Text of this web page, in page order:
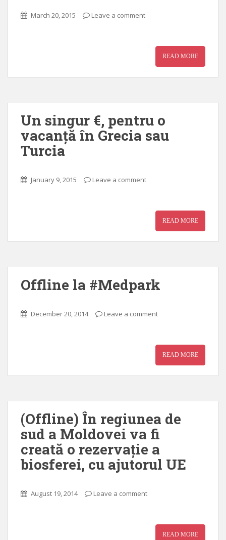
March 20, 2015 Leave a comment
READ MORE
Un singur €, pentru o
vacanță în Grecia sau
Turcia
January 9, 2015 Leave a comment
READ MORE
Offline la #Medpark
December 20, 2014 Leave a comment
READ MORE
(Offline) În regiunea de
sud a Moldovei va fi
creată o rezervație a
biosferei, cu ajutorul UE
August 19, 2014 Leave a comment
READ MORE